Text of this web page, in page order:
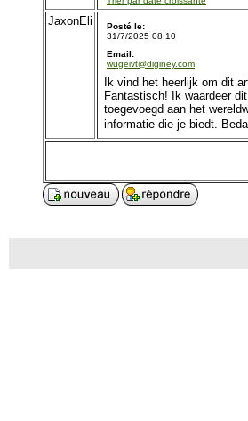
JaxonEli
Posté le:
31/7/2025 08:10
Email:
wugeivt@diginey.com
Ik vind het heerlijk om dit
Fantastisch! Ik waardeer
toegevoegd aan het
informatie die je biedt.